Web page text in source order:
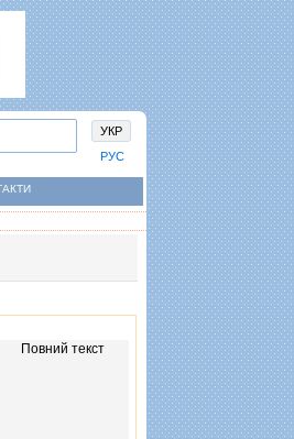
УКР
РУС
Повний текст